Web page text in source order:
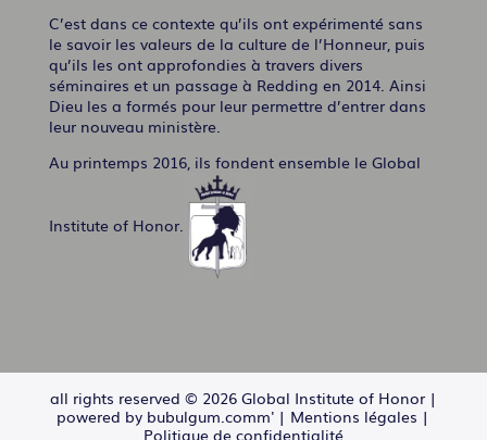
C’est dans ce contexte qu’ils ont expérimenté sans
le savoir les valeurs de la culture de l’Honneur, puis
qu’ils les ont approfondies à travers divers
séminaires et un passage à Redding en 2014. Ainsi
Dieu les a formés pour leur permettre d’entrer dans
leur nouveau ministère.
Au printemps 2016, ils fondent ensemble le Global
Institute of Honor.
all rights reserved © 2026 Global Institute of Honor |
powered by bubulgum.comm' | Mentions légales |
Politique de confidentialité